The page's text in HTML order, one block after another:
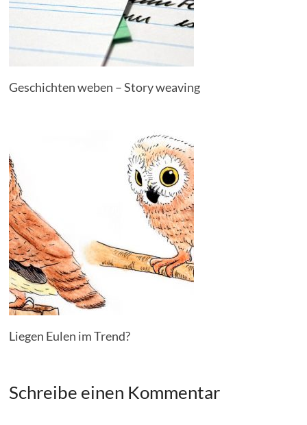
Geschichten weben – Story weaving
Liegen Eulen im Trend?
Schreibe einen Kommentar